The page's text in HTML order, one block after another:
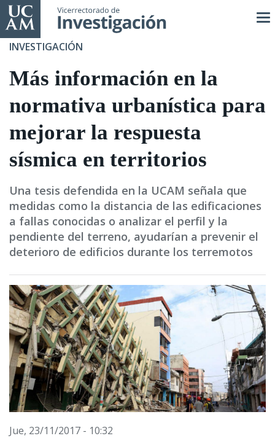
Pasar
al
contenido
INVESTIGACIÓN
Más información en la
normativa urbanística para
mejorar la respuesta
sísmica en territorios
Una tesis defendida en la UCAM señala que
medidas como la distancia de las edificaciones
a fallas conocidas o analizar el perfil y la
pendiente del terreno, ayudarían a prevenir el
deterioro de edificios durante los terremotos
Jue, 23/11/2017 - 10:32